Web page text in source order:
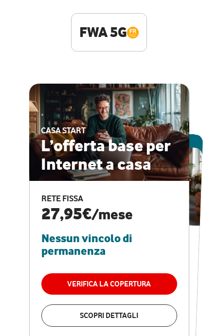
FWA 5G
CASA START
L’offerta base per
Internet a casa
RETE FISSA
27,95€/mese
Nessun vincolo di
permanenza
VERIFICA LA COPERTURA
SCOPRI DETTAGLI
ESCLUSIVA ONLINE
CASA PRO
Internet veloce e
vantaggi speciali
RETE FISSA + VODAFONE CLUB
29,95€
permanenza
VERIFICA LA COPERTURA